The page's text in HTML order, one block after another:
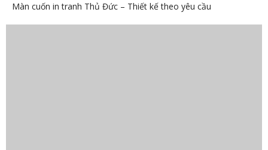
Màn cuốn in tranh Thủ Đức – Thiết kế theo yêu cầu